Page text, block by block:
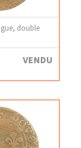
double
VENDU